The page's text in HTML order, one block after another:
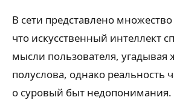
В сети представлено
что искусственный интеллект
мысли пользователя, угадывая
полуслова, однако реальность
о суровый быт